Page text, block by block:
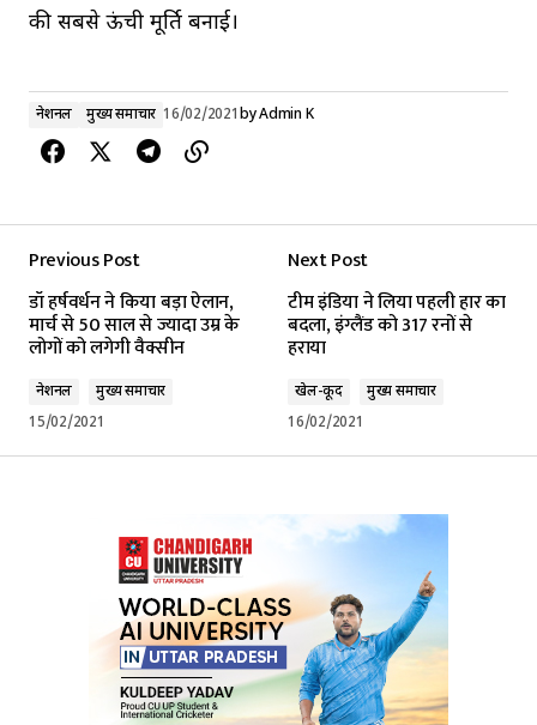
की सबसे ऊंची मूर्ति बनाई।
नेशनल मुख्य समाचार 16/02/2021byAdmin K
Previous Post
डॉ हर्षवर्धन ने किया बड़ा ऐलान,
मार्च से 50 साल से ज्यादा उम्र के
लोगों को लगेगी वैक्सीन
नेशनल
मुख्य समाचार
15/02/2021
Next Post
टीम इंडिया ने लिया पहली हार का
बदला, इंग्लैंड को 317 रनों से
हराया
खेल-कूद
मुख्य समाचार
16/02/2021